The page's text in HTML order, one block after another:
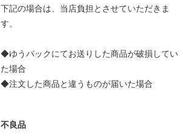
下記の場合は、当店負担とさせていただきま
す。
◆ゆうパックにてお送りした商品が破損してい
た場合
◆注文した商品と違うものが届いた場合
不良品